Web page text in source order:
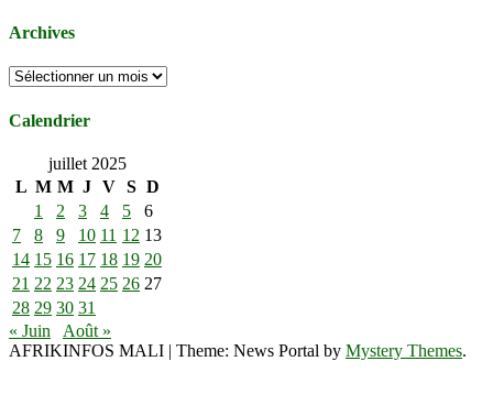
Archives
Archives
Calendrier
juillet 2025
L M M J V S D
1
2 3 4 5
6
7
8 9 10 11 12 13
14 15 16 17 18 19 20
21 22 23 24 25 26 27
28 29 30 31
« Juin
Août »
AFRIKINFOS MALI | Theme: News Portal by Mystery Themes.